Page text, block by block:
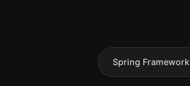
Spring Framework